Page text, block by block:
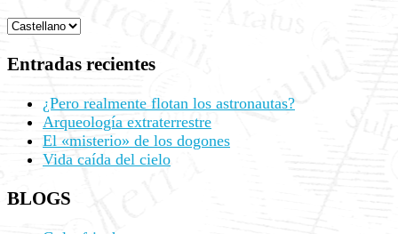
Entradas recientes
¿Pero realmente flotan los astronautas?
Arqueología extraterrestre
El «misterio» de los dogones
Vida caída del cielo
BLOGS